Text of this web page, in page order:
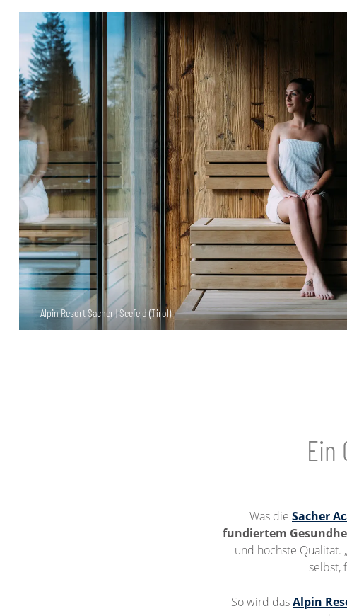
Alpin Resort Sacher | Seefeld (Tirol)
Ein
Was die Sacher
fundiertem
und höchste Qualität. „
selbst,
So wird dasAlpin